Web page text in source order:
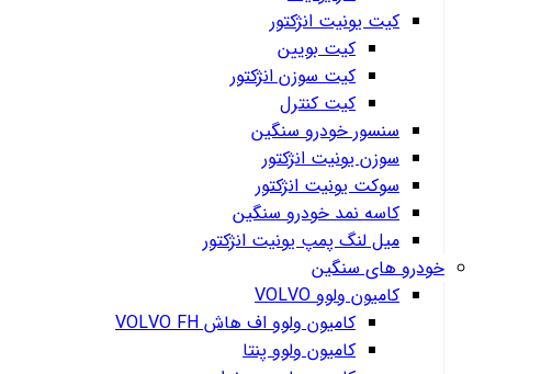
کیت یونیت انژکتور
کیت بویین
کیت سوزن انژکتور
کیت کنترل
سنسور خودرو سنگین
سوزن یونیت انژکتور
سوکت یونیت انژکتور
کاسه نمد خودرو سنگین
میل لنگ پمپ یونیت انژکتور
خودرو های سنگین
کامیون ولوو VOLVO
کامیون ولوو اف هاش VOLVO FH
کامیون ولوو پنتا